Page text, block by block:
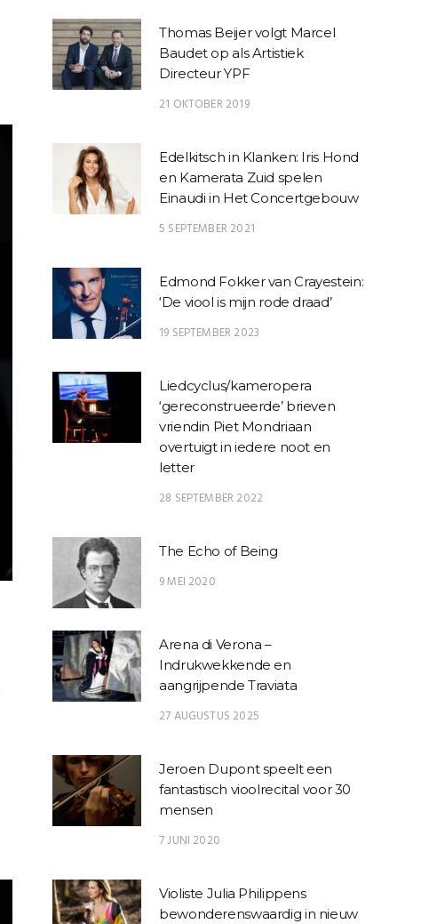
Thomas Beijer volgt Marcel
Baudet op als Artistiek
Directeur YPF
21 OKTOBER 2019
Edelkitsch in Klanken: Iris Hond
en Kamerata Zuid spelen
Einaudi in Het Concertgebouw
5 SEPTEMBER 2021
Edmond Fokker van Crayestein:
‘De viool is mijn rode draad’
19 SEPTEMBER 2023
Liedcyclus/kameropera
‘gereconstrueerde’ brieven
vriendin Piet Mondriaan
overtuigt in iedere noot en
letter
28 SEPTEMBER 2022
The Echo of Being
9 MEI 2020
Arena di Verona –
Indrukwekkende en
aangrijpende Traviata
27 AUGUSTUS 2025
Jeroen Dupont speelt een
fantastisch vioolrecital voor 30
mensen
7 JUNI 2020
Violiste Julia Philippens
bewonderenswaardig in nieuw